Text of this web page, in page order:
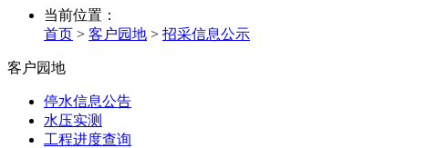
当前位置：
首页 > 客户园地 > 招采信息公示
客户园地
停水信息公告
水压实测
工程进度查询